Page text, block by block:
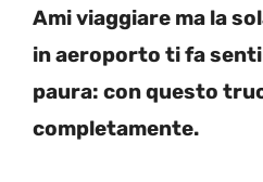
Ami viaggiare ma la
in aeroporto ti fa
paura: con questo
completamente.